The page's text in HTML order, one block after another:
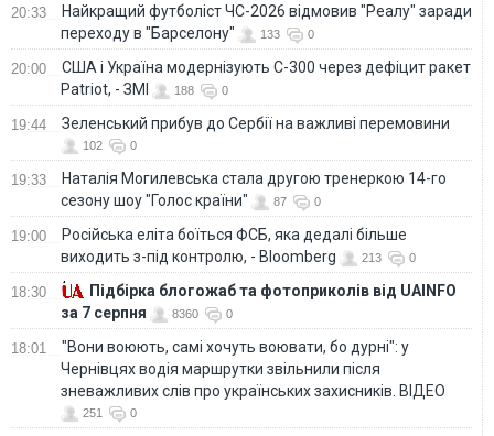
20:33
Найкращий футболіст ЧС-2026 відмовив "Реалу" заради
переходу в "Барселону"
133 0
20:00
США і Україна модернізують С-300 через дефіцит ракет
Patriot, - ЗМІ
188 0
19:44 Зеленський прибув до Сербії на важливі перемовини
102 0
19:33
Наталія Могилевська стала другою тренеркою 14-го
сезону шоу "Голос країни"
87 0
19:00
Російська еліта боїться ФСБ, яка дедалі більше
виходить з-під контролю, - Bloomberg
213 0
18:30
Підбірка блогожаб та фотоприколів від UAINFO
за 7 серпня
8360 0
18:01
"Вони воюють, самі хочуть воювати, бо дурні": у
Чернівцях водія маршрутки звільнили після
зневажливих слів про українських захисників. ВІДЕО
251 0